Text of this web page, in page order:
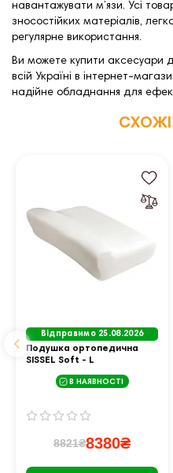
навантажувати м’язи. Усі
зносостійких матеріалів,
регулярне використання.
Ви можете купити аксесуари
всій Україні в інтернет-
надійне обладнання для
СХОЖІ
Відправимо 25.08.2026
Подушка ортопедична
SISSEL Soft - L
В НАЯВНОСТІ
8821₴8380₴